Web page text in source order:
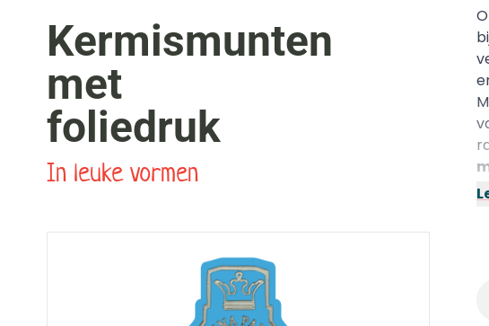
Kermismunten
met
foliedruk
In leuke vormen